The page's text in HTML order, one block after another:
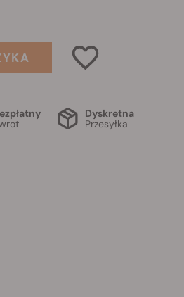
Dyskretna
Przesyłka